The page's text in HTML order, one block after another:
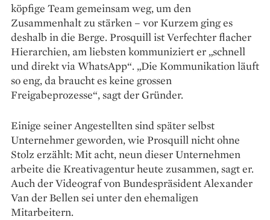
köpfige Team gemeinsam weg, um den
Zusammenhalt zu stärken – vor Kurzem ging es
deshalb in die Berge. Prosquill ist Verfechter flacher
Hier­archien, am liebsten kommuniziert er „schnell
und direkt via WhatsApp“. „Die Kommunikation läuft
so eng, da braucht es keine grossen
Freigabeprozesse“, sagt der Gründer.
Einige seiner Angestellten sind später selbst
Unternehmer geworden, wie Prosquill nicht ohne
Stolz erzählt: Mit acht, neun dieser ­Unternehmen
arbeite die Kreativagentur heute zusammen, sagt er.
Auch der Videograf von Bundespräsident Alexander
Van der Bellen sei unter den ehemaligen
Mitarbeitern.